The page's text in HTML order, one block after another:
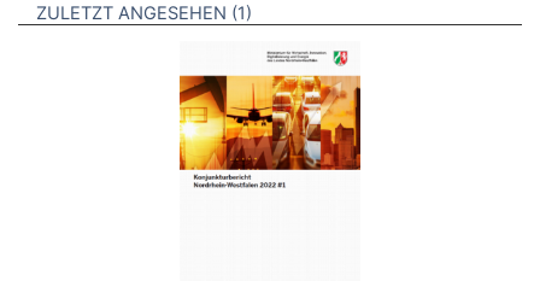
ZULETZT ANGESEHEN 1 BROSCHÜREN